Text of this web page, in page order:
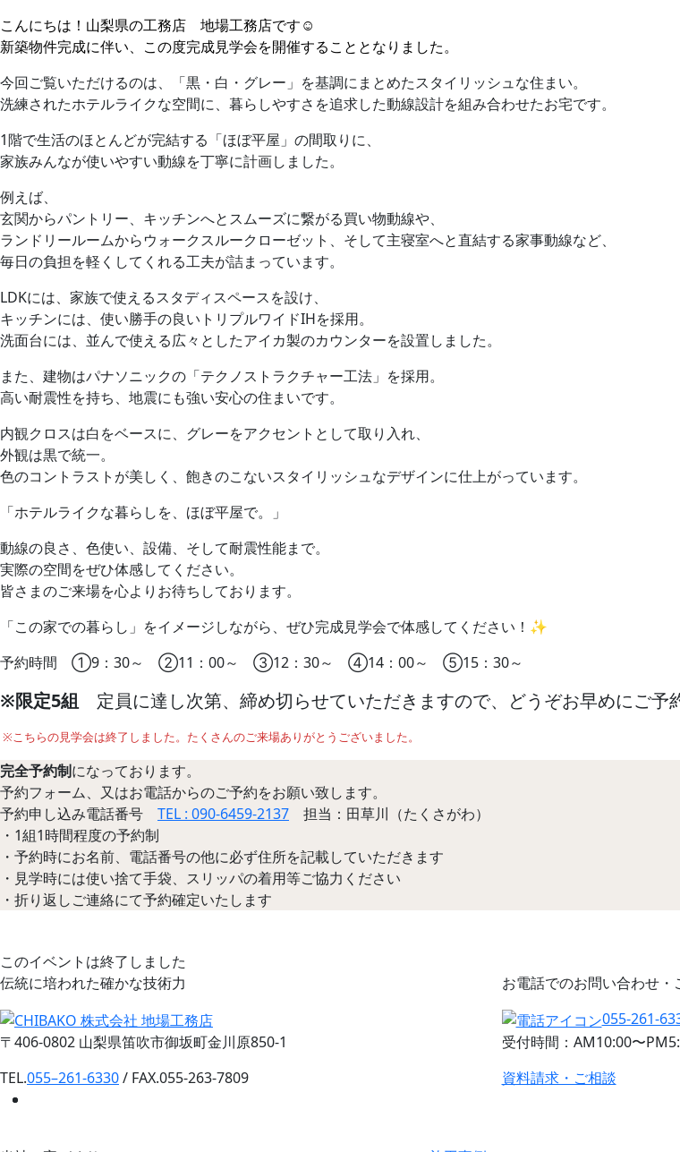
こんにちは！山梨県の工務店 地場工務店です☺
新築物件完成に伴い、この度完成見学会を開催することとなりました。
今回ご覧いただけるのは、「黒・白・グレー」を基調にまとめたスタイリッシュな住まい。
洗練されたホテルライクな空間に、暮らしやすさを追求した動線設計を組み合わせたお宅です。
1階で生活のほとんどが完結する「ほぼ平屋」の間取りに、
家族みんなが使いやすい動線を丁寧に計画しました。
例えば、
玄関からパントリー、キッチンへとスムーズに繋がる買い物動線や、
ランドリールームからウォークスルークローゼット、そして主寝室へと直結する家事動線など、
毎日の負担を軽くしてくれる工夫が詰まっています。
LDKには、家族で使えるスタディスペースを設け、
キッチンには、使い勝手の良いトリプルワイドIHを採用。
洗面台には、並んで使える広々としたアイカ製のカウンターを設置しました。
また、建物はパナソニックの「テクノストラクチャー工法」を採用。
高い耐震性を持ち、地震にも強い安心の住まいです。
内観クロスは白をベースに、グレーをアクセントとして取り入れ、
外観は黒で統一。
色のコントラストが美しく、飽きのこないスタイリッシュなデザインに仕上がっています。
「ホテルライクな暮らしを、ほぼ平屋で。」
動線の良さ、色使い、設備、そして耐震性能まで。
実際の空間をぜひ体感してください。
皆さまのご来場を心よりお待ちしております。
「この家での暮らし」をイメージしながら、ぜひ完成見学会で体感してください！✨
予約時間 ①9：30～ ②11：00～ ③12：30～ ④14：00～ ⑤15：30～
※限定5組 定員に達し次第、締め切らせていただきますので、どうぞお早めにご予
※こちらの見学会は終了しました。たくさんのご来場ありがとうございました。
完全予約制になっております。
予約フォーム、又はお電話からのご予約をお願い致します。
予約申し込み電話番号 TEL : 090-6459-2137 担当：田草川（たくさがわ）
・1組1時間程度の予約制
・予約時にお名前、電話番号の他に必ず住所を記載していただきます
・見学時には使い捨て手袋、スリッパの着用等ご協力ください
・折り返しご連絡にて予約確定いたします
このイベントは終了しました
伝統に培われた確かな技術力
〒406-0802 山梨県笛吹市御坂町金川原850-1
TEL.055–261-6330/ FAX.055-263-7809
お電話でのお問い合わせ・
055-261-
受付時間：AM10:00〜
資料請求・ご相談